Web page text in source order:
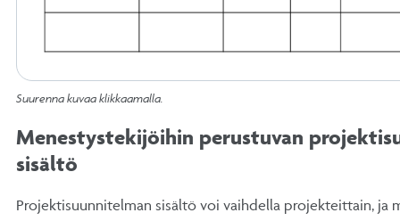
Suurenna kuvaa klikkaamalla.
Menestystekijöihin perustuvan
sisältö
Projektisuunnitelman sisältö voi vaihdella projekteittain, ja